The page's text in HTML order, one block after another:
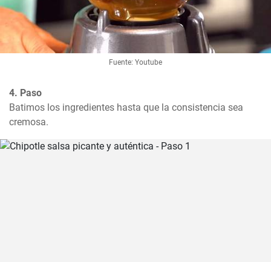
Fuente: Youtube
4. Paso
Batimos los ingredientes hasta que la consistencia sea
cremosa.